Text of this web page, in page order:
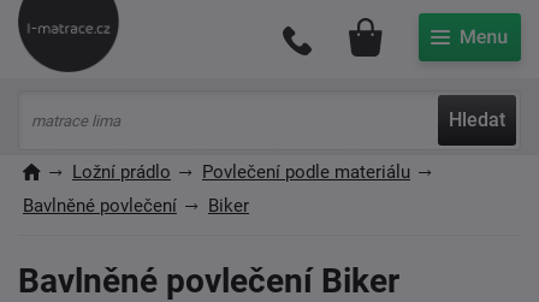
Hledat
Můj účet
Ložní prádlo
Povlečení podle materiálu
Bavlněné povlečení
Biker
Bavlněné povlečení Biker